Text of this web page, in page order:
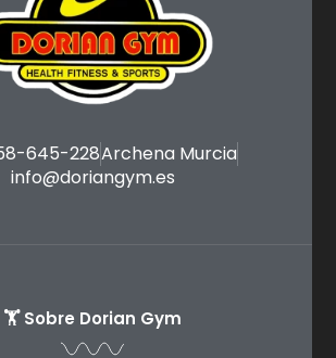
645-228Archena Murcia
info@doriangym.es
🏋️ Sobre Dorian Gym